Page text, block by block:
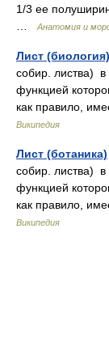
1/3 ее
Анатомия и
Лист (биология)
собир. листва) в
функцией
как правило,
Википедия
Лист (ботаника)
собир. листва) в
функцией
как правило,
Википедия